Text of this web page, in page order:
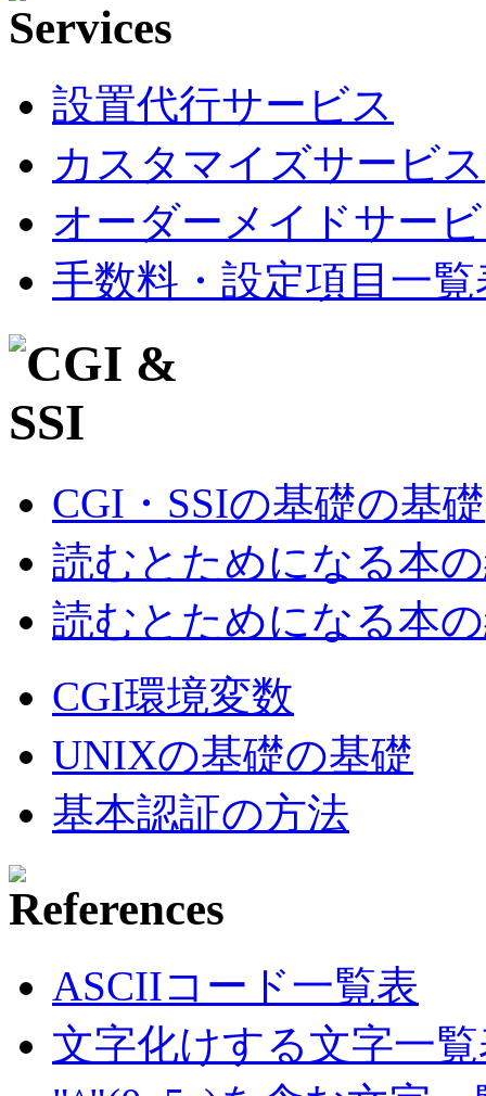
設置代行サービス
カスタマイズサービス
オーダーメイドサー
手数料・設定項目一覧
CGI・SSIの基礎の基礎
読むとためになる本
読むとためになる本
CGI環境変数
UNIXの基礎の基礎
基本認証の方法
ASCIIコード一覧表
文字化けする文字一